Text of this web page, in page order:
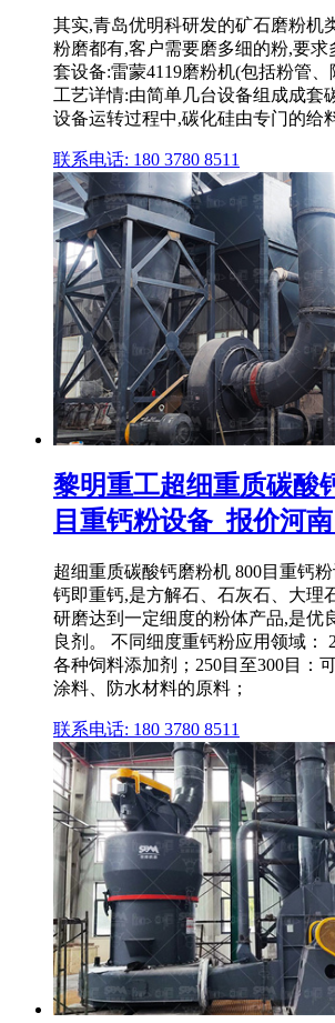
其实,青岛优明科研发的矿石磨粉机
粉磨都有,客户需要磨多细的粉,要求
套设备:雷蒙4119磨粉机(包括粉管
工艺详情:由简单几台设备组成成套
设备运转过程中,碳化硅由专门的给
联系电话: 180 3780 8511
黎明重工超细重质碳酸
目重钙粉设备_报价河
超细重质碳酸钙磨粉机 800目重钙
钙即重钙,是方解石、石灰石、大理
研磨达到一定细度的粉体产品,是优
良剂。 不同细度重钙粉应用领域：
各种饲料添加剂；250目至300目：
涂料、防水材料的原料；
联系电话: 180 3780 8511